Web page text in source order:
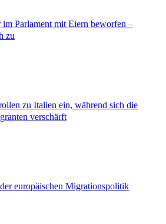
Parlament mit Eiern beworfen –
zu
zu Italien ein, während sich die
verschärft
europäischen Migrationspolitik